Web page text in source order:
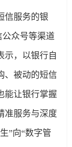
服务的银
众号等渠道
示，以银行自
、被动的短信
能让银行掌握
准服务与深度
”向“数字管